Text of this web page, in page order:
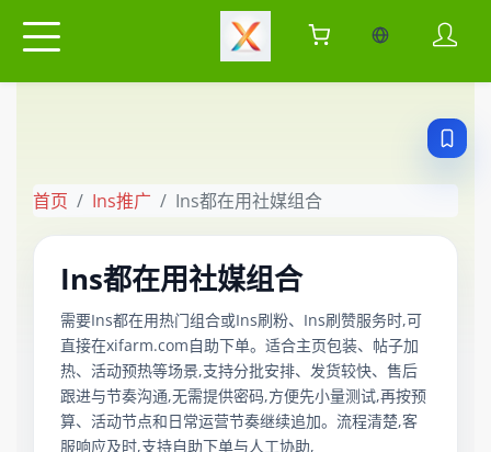
当前语言：中
首页 Ins推广 Ins都在用社媒组合
Ins都在用社媒组合
需要Ins都在用热门组合或Ins刷粉、Ins刷赞服务时,可
直接在xifarm.com自助下单。适合主页包装、帖子加
热、活动预热等场景,支持分批安排、发货较快、售后
跟进与节奏沟通,无需提供密码,方便先小量测试,再按预
算、活动节点和日常运营节奏继续追加。流程清楚,客
服响应及时,支持自助下单与人工协助,